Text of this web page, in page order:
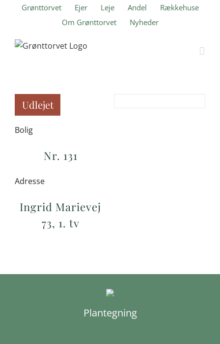
Grønttorvet Ejer Leje Andel
Rækkehuse
Om Grønttorvet
Nyheder
Udlejet
Bolig
Nr. 131
Adresse
Ingrid Marievej
73, 1. tv
Plantegning